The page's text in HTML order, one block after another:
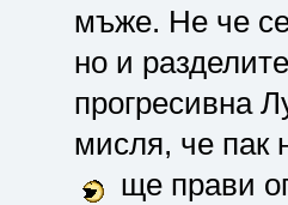
мъже. Не че
но и
прогресивна
мисля, че пак
ще прави